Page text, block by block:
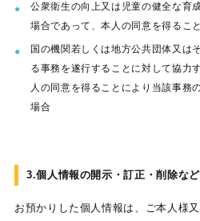
公衆衛生の向上又は児童の健全な育
場合であって、本人の同意を得るこ
国の機関若しくは地方公共団体又は
る事務を遂行することに対して協力
人の同意を得ることにより当該事務
場合
3.個人情報の開示・訂正・削除など
お預かりした個人情報は、ご本人様